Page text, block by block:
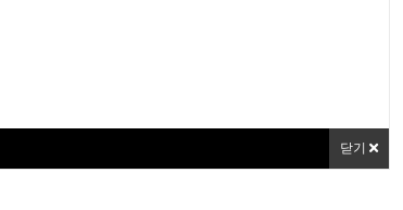
닫기